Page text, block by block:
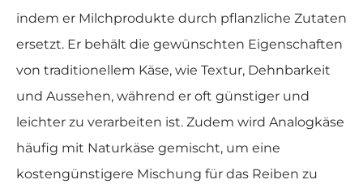
indem er Milchprodukte durch pflanzliche Zutaten
ersetzt. Er behält die gewünschten Eigenschaften
von traditionellem Käse, wie Textur, Dehnbarkeit
und Aussehen, während er oft günstiger und
leichter zu verarbeiten ist. Zudem wird Analogkäse
häufig mit Naturkäse gemischt, um eine
kostengünstigere Mischung für das Reiben zu